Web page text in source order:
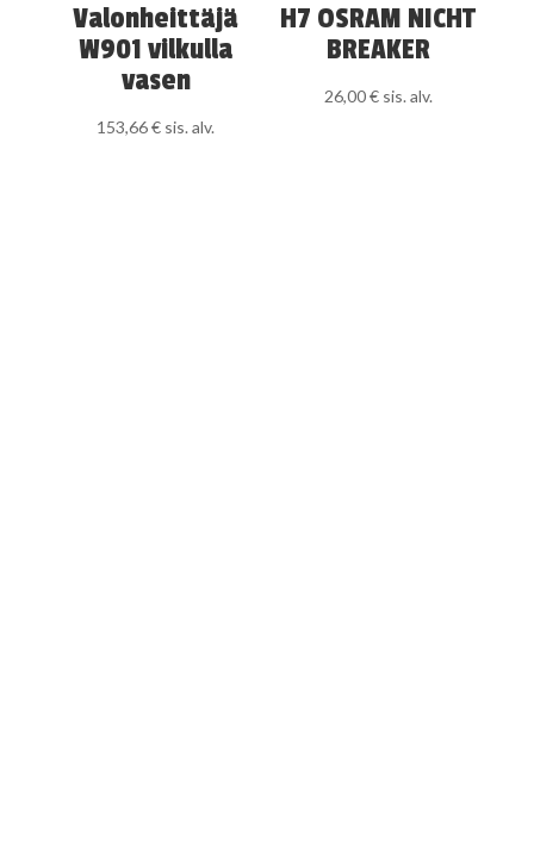
Valonheittäjä
W901 vilkulla
vasen
153,66€ sis. alv.
H7 OSRAM NICHT
BREAKER
26,00€ sis. alv.